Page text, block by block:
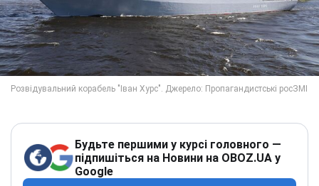
Будьте першими у курсі головного —
підпишіться на Новини на OBOZ.UA у
Google